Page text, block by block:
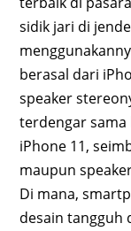
sidik jari di
berasal dari
speaker
terdengar sama
iPhone 11,
maupun
Di mana,
desain tangguh